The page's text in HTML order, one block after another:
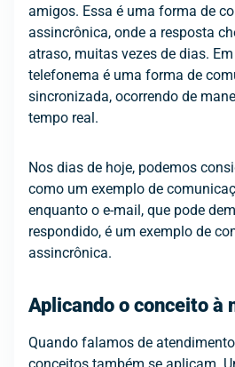
amigos. Essa é uma forma de
assincrônica, onde a resposta
atraso, muitas vezes de dias.
telefonema é uma forma de
sincronizada, ocorrendo de
tempo real.
Nos dias de hoje, podemos
como um exemplo de
enquanto o e-mail, que pode
respondido, é um exemplo de
assincrônica.
Aplicando o conceito à
Quando falamos de